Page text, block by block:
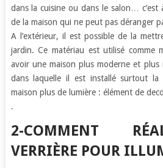
dans la cuisine ou dans le salon… c’est
de la maison qui ne peut pas déranger
A l’extérieur, il est possible de la
jardin. Ce matériau est utilisé comme
avoir une maison plus moderne et
dans laquelle il est installé surtout
maison plus de lumière : élément de
.
2-COMMENT
VERRIÈRE POUR